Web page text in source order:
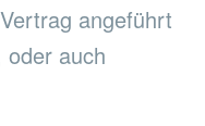
angeführt
oder auch